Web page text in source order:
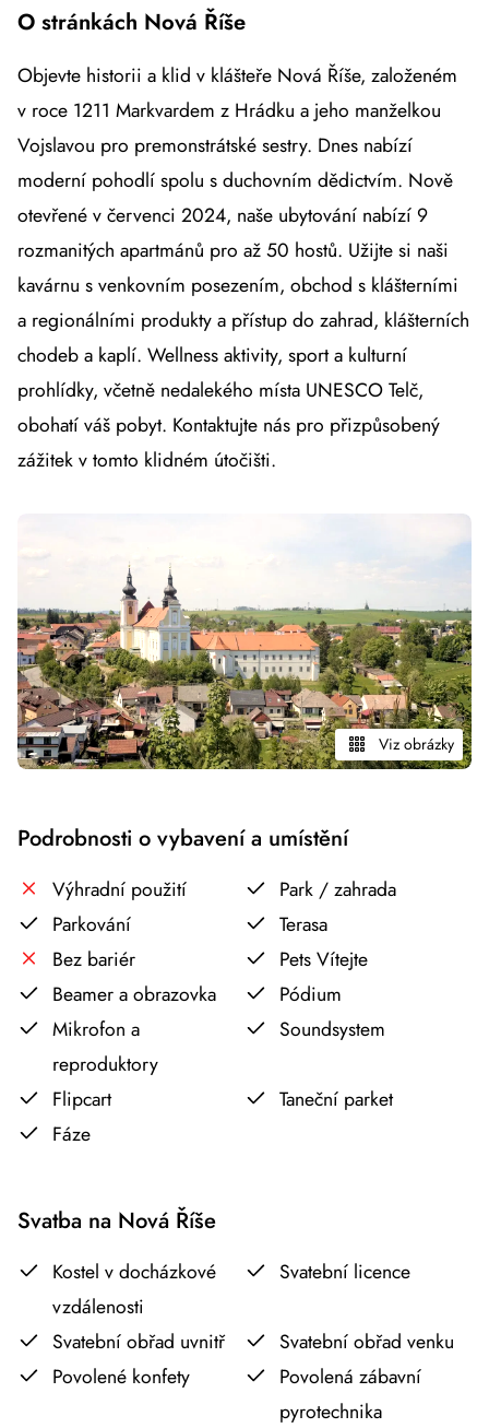
O stránkách Nová Říše
Objevte historii a klid v klášteře Nová Říše, založeném
v roce 1211 Markvardem z Hrádku a jeho manželkou
Vojslavou pro premonstrátské sestry. Dnes nabízí
moderní pohodlí spolu s duchovním dědictvím. Nově
otevřené v červenci 2024, naše ubytování nabízí 9
rozmanitých apartmánů pro až 50 hostů. Užijte si naši
kavárnu s venkovním posezením, obchod s klášterními
a regionálními produkty a přístup do zahrad, klášterních
chodeb a kaplí. Wellness aktivity, sport a kulturní
prohlídky, včetně nedalekého místa UNESCO Telč,
obohatí váš pobyt. Kontaktujte nás pro přizpůsobený
zážitek v tomto klidném útočišti.
Viz obrázky
Podrobnosti o vybavení a umístění
Výhradní použití
Park / zahrada
Parkování
Terasa
Bez bariér
Pets Vítejte
Beamer a obrazovka
Pódium
Mikrofon a
reproduktory
Soundsystem
Flipcart
Taneční parket
Fáze
Svatba na Nová Říše
Kostel v docházkové
vzdálenosti
Svatební licence
Svatební obřad uvnitř
Svatební obřad venku
Povolené konfety
Povolená zábavní
pyrotechnika